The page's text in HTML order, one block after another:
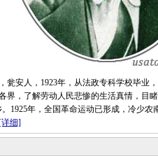
安人，1923年，从法政专科学校毕业
界，了解劳动人民悲惨的生活真情，目
1925年，全国革命运动已形成，冷少
[详细]